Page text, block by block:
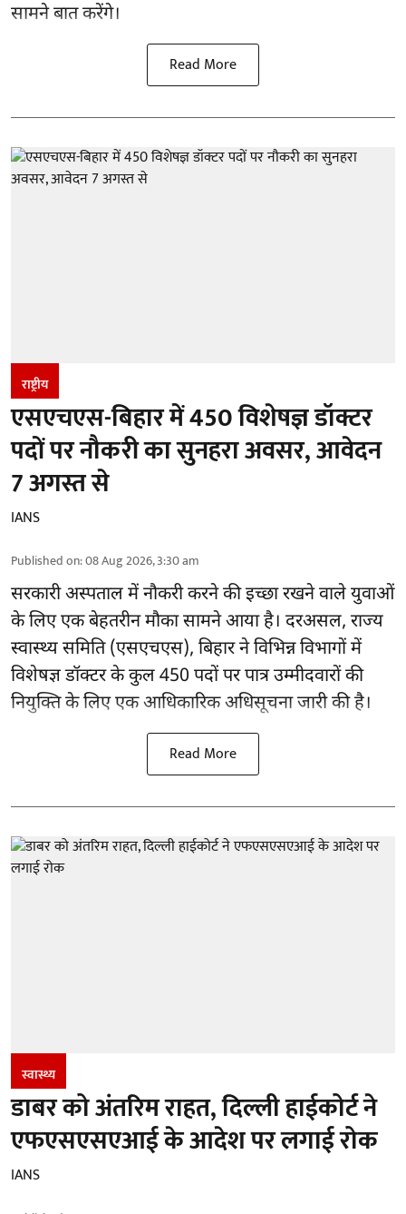
सामने बात करेंगे।
Read More
राष्ट्रीय
एसएचएस-बिहार में 450 विशेषज्ञ डॉक्टर
पदों पर नौकरी का सुनहरा अवसर, आवेदन
7 अगस्त से
IANS
Published on:08 Aug 2026, 3:30 am
सरकारी अस्पताल में नौकरी करने की इच्छा रखने वाले युवाओं
के लिए एक बेहतरीन मौका सामने आया है। दरअसल, राज्य
स्वास्थ्य समिति (एसएचएस), बिहार ने विभिन्न विभागों में
विशेषज्ञ डॉक्टर के कुल 450 पदों पर पात्र उम्मीदवारों की
नियुक्ति के लिए एक आधिकारिक अधिसूचना जारी की है।
Read More
स्वास्थ्य
डाबर को अंतरिम राहत, दिल्ली हाईकोर्ट ने
एफएसएसएआई के आदेश पर लगाई रोक
IANS